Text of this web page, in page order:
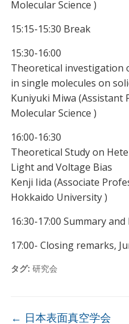
Molecular Science )
15:15-15:30 Break
15:30-16:00
Theoretical investigation
in single molecules on
Kuniyuki Miwa
Molecular Science )
16:00-16:30
Theoretical Study on
Light and Voltage Bias
Kenji Iida (Associate
Hokkaido University )
16:30-17:00 Summary
17:00- Closing remarks,
タグ: 研究会
← 日本表面真空学会